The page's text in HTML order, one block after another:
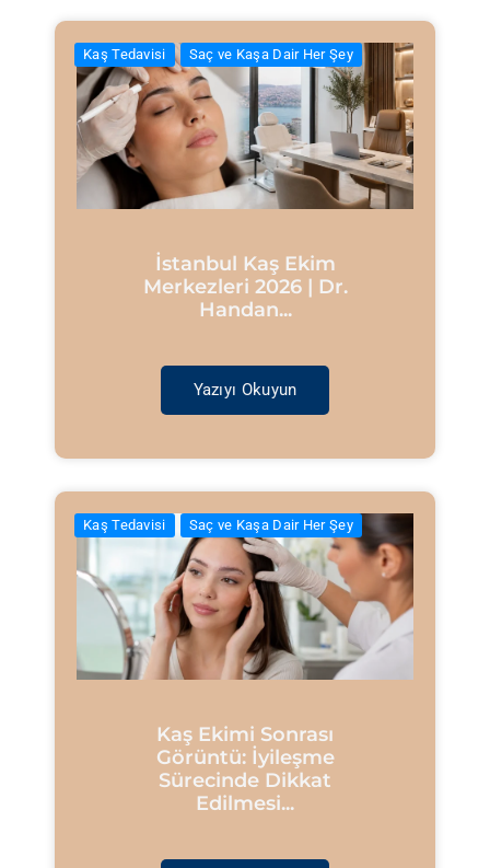
Kaş Tedavisi Saç ve Kaşa Dair Her Şey
İstanbul Kaş Ekim
Merkezleri 2026 | Dr.
Handan...
Yazıyı Okuyun
Kaş Tedavisi Saç ve Kaşa Dair Her Şey
Kaş Ekimi Sonrası
Görüntü: İyileşme
Sürecinde Dikkat
Edilmesi...